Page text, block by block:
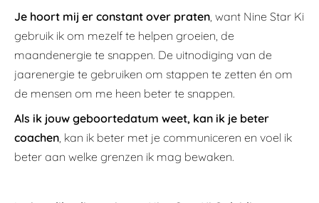
Je hoort mij er constant over praten, want Nine Star Ki
gebruik ik om mezelf te helpen groeien, de
maandenergie te snappen. De uitnodiging van de
jaarenergie te gebruiken om stappen te zetten én om
de mensen om me heen beter te snappen.
Als ik jouw geboortedatum weet, kan ik je beter
coachen, kan ik beter met je communiceren en voel ik
beter aan welke grenzen ik mag bewaken.